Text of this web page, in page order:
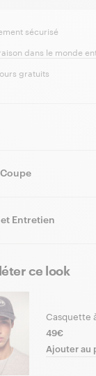
sécurisé
dans le monde
gratuits
Entretien
ce look
Casquette
49€
Ajouter au